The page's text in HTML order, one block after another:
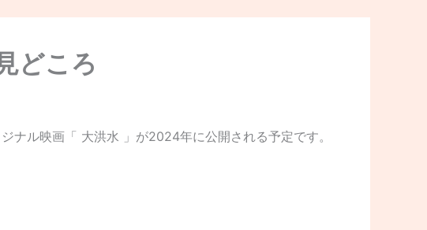
どころ
ナル映画「 大洪水 」が2024年に公開される予定です。